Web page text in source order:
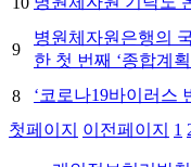
9
병원체자원은행의
한 첫 번째 ‘종합계
8
‘코로나19바이러스
첫페이지
이전페이지 1